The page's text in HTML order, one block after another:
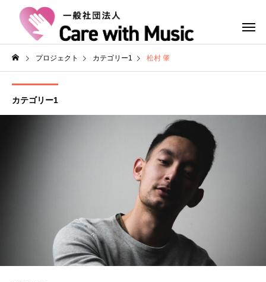
プロジェクト カテゴリー1 松村 肇
カテゴリー1